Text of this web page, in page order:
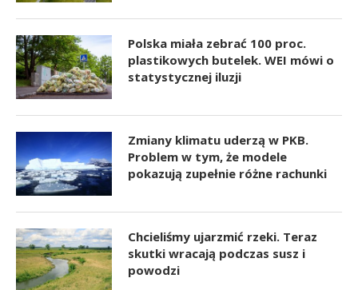
Polska miała zebrać 100 proc.
plastikowych butelek. WEI mówi o
statystycznej iluzji
Zmiany klimatu uderzą w PKB.
Problem w tym, że modele
pokazują zupełnie różne rachunki
Chcieliśmy ujarzmić rzeki. Teraz
skutki wracają podczas susz i
powodzi